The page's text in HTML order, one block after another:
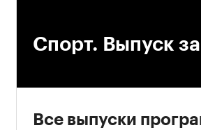
Спорт. Выпуск
Все выпуски